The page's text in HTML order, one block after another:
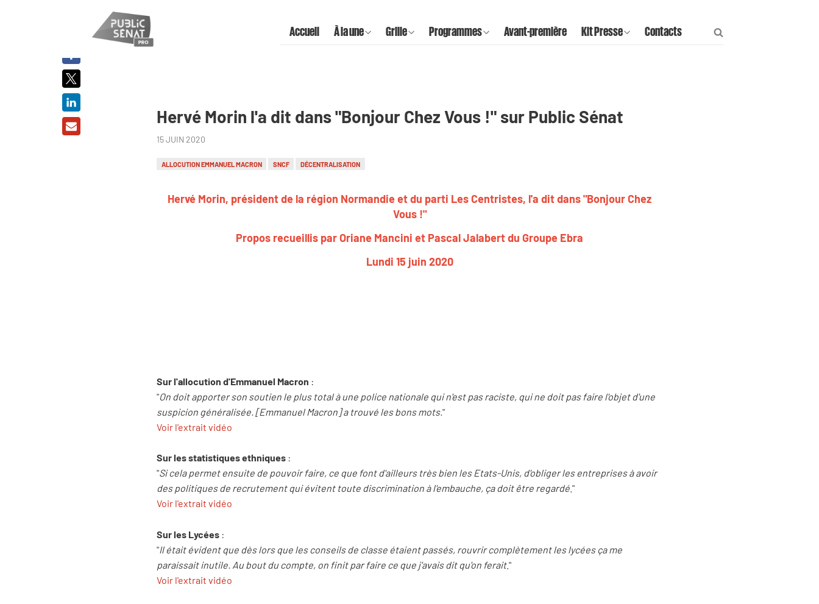
Accueil À la une Grille Programmes Avant-première Kit Presse Contacts
Hervé Morin l'a dit dans "Bonjour Chez Vous !" sur Public Sénat
15 JUIN 2020
ALLOCUTION EMMANUEL MACRON SNCF DÉCENTRALISATION
Hervé Morin, président de la région Normandie et du parti Les Centristes, l'a dit dans "Bonjour Chez
Vous !"
Propos recueillis par Oriane Mancini et Pascal Jalabert du Groupe Ebra
Lundi 15 juin 2020
Sur l'allocution d'Emmanuel Macron :
"On doit apporter son soutien le plus total à une police nationale qui n'est pas raciste, qui ne doit pas faire l'objet d'une
suspicion généralisée. [Emmanuel Macron] a trouvé les bons mots."
Voir l'extrait vidéo
Sur les statistiques ethniques :
"Si cela permet ensuite de pouvoir faire, ce que font d'ailleurs très bien les Etats-Unis, d'obliger les entreprises à avoir
des politiques de recrutement qui évitent toute discrimination à l'embauche, ça doit être regardé ."
Voir l'extrait vidéo
Sur les Lycées :
"Il était évident que dès lors que les conseils de classe étaient passés, rouvrir complètement les lycées ça me
paraissait inutile. Au bout du compte, on finit par faire ce que j'avais dit qu'on ferait."
Voir l'extrait vidéo